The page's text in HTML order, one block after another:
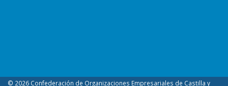
© 2026 Confederación de Organizaciones Empresariales de Castilla y